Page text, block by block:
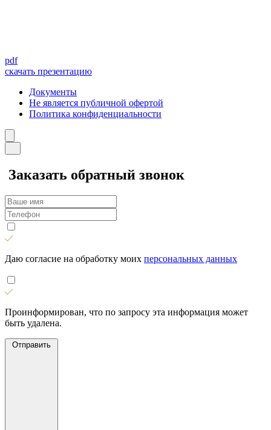
pdf
скачать презентацию
Документы
Не является публичной офертой
Политика конфиденциальности
Заказать обратный звонок
Даю согласие на обработку моих персональных данных
Проинформирован, что по запросу эта информация может
быть удалена.
Отправить